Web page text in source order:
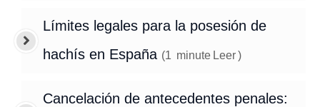
Límites legales para la posesión de
hachís en España (1 minute Leer)
Cancelación de antecedentes penales: